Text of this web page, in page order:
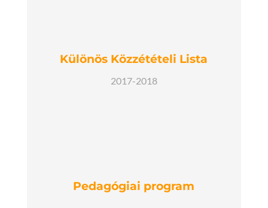
Különös Közzétételi Lista
2017-2018
Pedagógiai program